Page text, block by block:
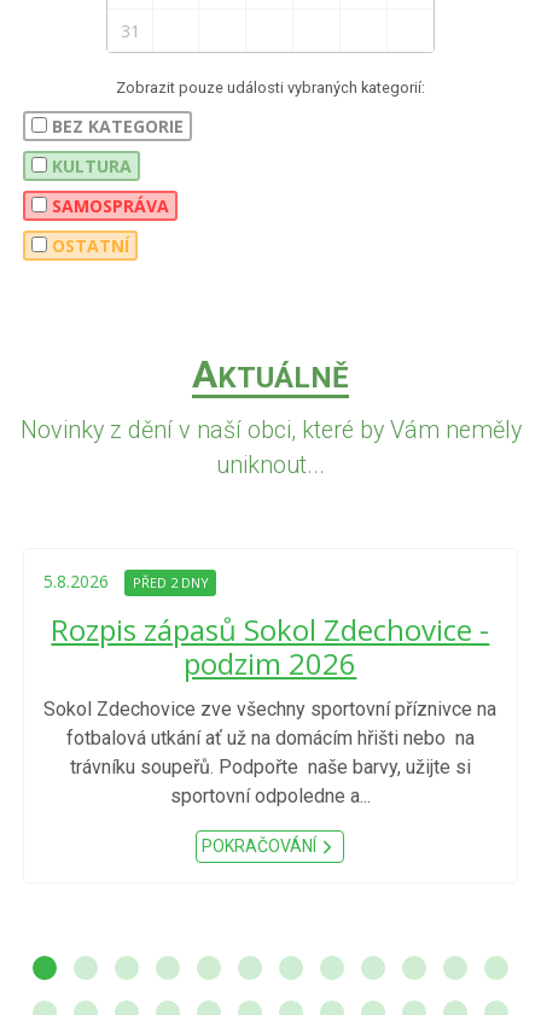
31
Zobrazit pouze události vybraných kategorií:
BEZ KATEGORIE
KULTURA
SAMOSPRÁVA
OSTATNÍ
AKTUÁLNĚ
Novinky z dění v naší obci, které by Vám neměly
uniknout...
5.8.2026 PŘED 2 DNY
Rozpis zápasů Sokol Zdechovice -
podzim 2026
Sokol Zdechovice zve všechny sportovní příznivce na
fotbalová utkání ať už na domácím hřišti nebo na
trávníku soupeřů. Podpořte naše barvy, užijte si
sportovní odpoledne a...
POKRAČOVÁNÍ